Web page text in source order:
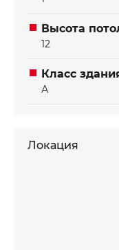
Высота
12
Класс
А
Локация